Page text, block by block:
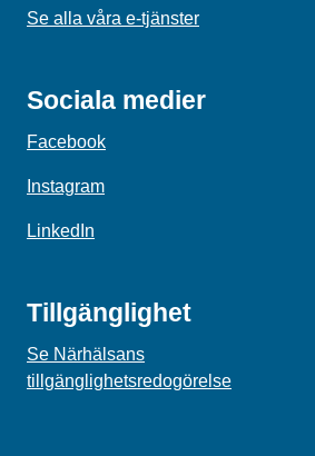
Se alla våra e-tjänster
Sociala medier
Facebook
Instagram
LinkedIn
Tillgänglighet
Se Närhälsans
tillgänglighetsredogörelse